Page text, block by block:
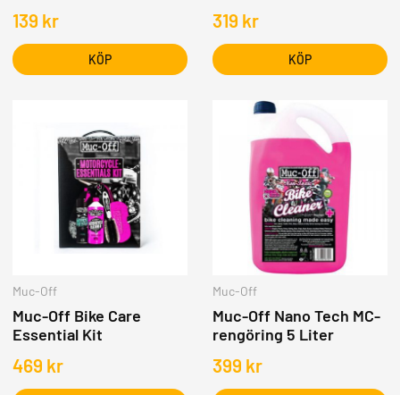
139 kr
KÖP
319 kr
KÖP
Muc-Off
Muc-Off Bike Care
Essential Kit
469 kr
Muc-Off
Muc-Off Nano Tech MC-
rengöring 5 Liter
399 kr